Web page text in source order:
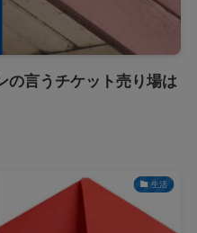
の言うチケット売り場は
生活